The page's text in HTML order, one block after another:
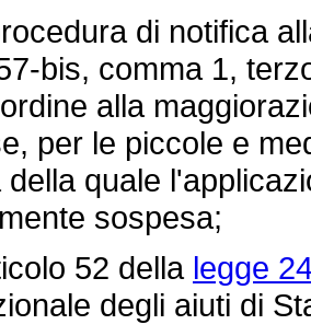
di notifica
bis, comma 1,
alla
per le piccole e
della quale
sospesa;
52 della legge
degli aiuti di